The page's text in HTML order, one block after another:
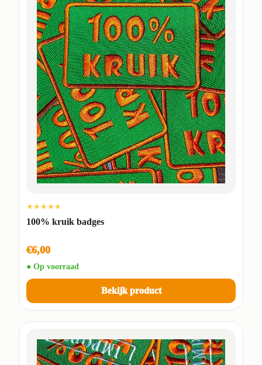
★★★★★
100% kruik badges
€6,00
● Op voorraad
Bekijk product